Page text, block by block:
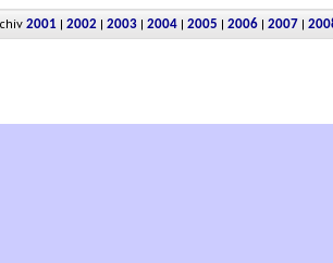
2001 | 2002 | 2003 | 2004 | 2005 | 2006 | 2007 |